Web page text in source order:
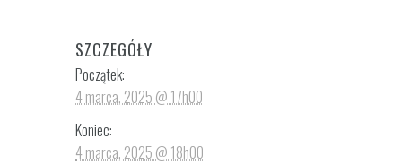
SZCZEGÓŁY
Początek:
4 marca, 2025 @ 17h00
Koniec:
4 marca, 2025 @ 18h00